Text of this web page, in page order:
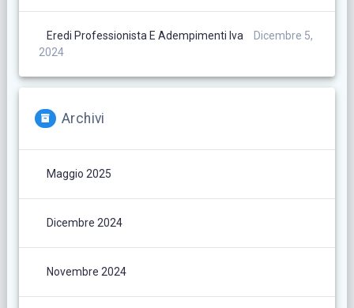
Eredi Professionista E Adempimenti Iva
Dicembre 5,
2024
Archivi
Maggio 2025
Dicembre 2024
Novembre 2024